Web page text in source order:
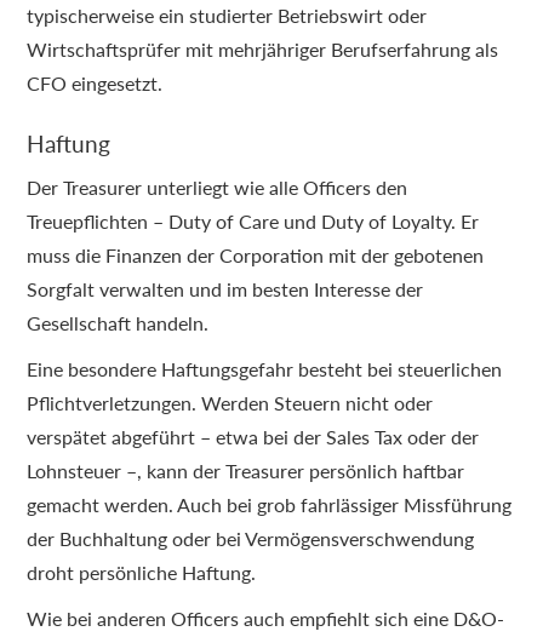
typischerweise ein studierter Betriebswirt oder
Wirtschaftsprüfer mit mehrjähriger Berufserfahrung als
CFO eingesetzt.
Haftung
Der Treasurer unterliegt wie alle Officers den
Treuepflichten – Duty of Care und Duty of Loyalty. Er
muss die Finanzen der Corporation mit der gebotenen
Sorgfalt verwalten und im besten Interesse der
Gesellschaft handeln.
Eine besondere Haftungsgefahr besteht bei steuerlichen
Pflichtverletzungen. Werden Steuern nicht oder
verspätet abgeführt – etwa bei der Sales Tax oder der
Lohnsteuer –, kann der Treasurer persönlich haftbar
gemacht werden. Auch bei grob fahrlässiger Missführung
der Buchhaltung oder bei Vermögensverschwendung
droht persönliche Haftung.
Wie bei anderen Officers auch empfiehlt sich eine D&O-